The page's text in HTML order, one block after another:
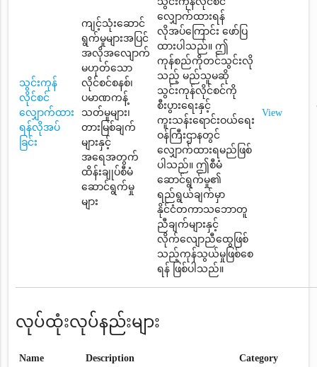
သွင်းကုန်
လိုင်စင်
လျှောက်ထား
ရန်လိုအပ်
ခြင်း
ကျင့်သုံးဆောင်
ရွက်မှုများအပြင်
အလိုအလျောက်
မဟုတ်သော
လိုင်စင်စနစ်၊
ပမာဏကန့်
သတ်မှုများ၊
တားမြစ်ချက်
များနှင့်
အရေအတွက်
ထိန်းချုပ်စီမံ
ဆောင်ရွက်မှု
များ
လျှောက်ထားရန်
လိုအပ်ကြောင်း ဖော်ပြ
ထားပါသည်။ ဤ
ကုန်စည်ကိုတင်သွင်းလို
သည့် မည်သူမဆို
သွင်းကုန်လိုင်စင်ကို
စီးပွားရေးနှင့်
ကူးသန်းရောင်းဝယ်ရေး
ဝန်ကြီးဌာနတွင်
လျှောက်ထားရမည်ဖြစ်
ပါသည်။ ဤစီမံ
ဆောင်ရွက်မှု၏
ရည်ရွယ်ချက်မှာ
နိုင်ငံတကာသဘောတူ
ညီချက်များနှင့်
လိုက်လျောညီထွေဖြစ်
သည့်ကုန်သွယ်မှုဖြစ်စေ
ရန် ဖြစ်ပါသည်။
View
လုပ်ထုံးလုပ်နည်းများ
Name Description Category